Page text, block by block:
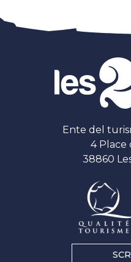
Ente del
4 Place
38860